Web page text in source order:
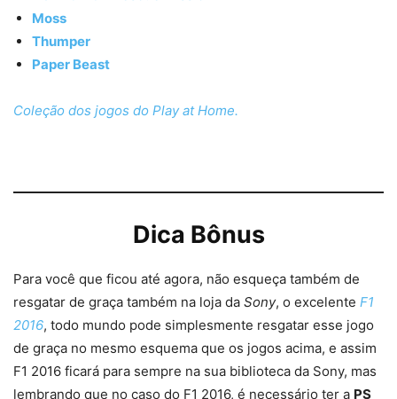
Moss
Thumper
Paper Beast
Coleção dos jogos do Play at Home.
Dica Bônus
Para você que ficou até agora, não esqueça também de
resgatar de graça também na loja da Sony, o excelente F1
2016, todo mundo pode simplesmente resgatar esse jogo
de graça no mesmo esquema que os jogos acima, e assim
F1 2016 ficará para sempre na sua biblioteca da Sony, mas
lembrando que no caso do F1 2016, é necessário ter a PS